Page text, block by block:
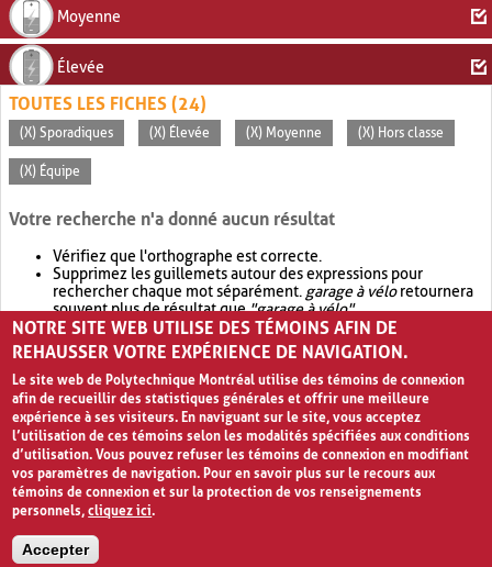
Moyenne
Élevée
TOUTES LES FICHES (24)
(X) Sporadiques (X) Élevée (X) Moyenne (X) Hors classe
(X) Équipe
Votre recherche n'a donné aucun résultat
Vérifiez que l'orthographe est correcte.
Supprimez les guillemets autour des expressions pour
rechercher chaque mot séparément. garage à véloretournera
souvent plus de résultat que"garage à vélo".
Envisagez d'élargir votre recherche avec OR.garage OR vélo
retournera souvent plus de résultat quegarage à vélo
NOTRE SITE WEB UTILISE DES TÉMOINS AFIN DE
REHAUSSER VOTRE EXPÉRIENCE DE NAVIGATION.
Le site web de Polytechnique Montréal utilise des témoins de connexion
afin de recueillir des statistiques générales et offrir une meilleure
expérience à ses visiteurs. En naviguant sur le site, vous acceptez
l’utilisation de ces témoins selon les modalités spécifiées aux conditions
d’utilisation. Vous pouvez refuser les témoins de connexion en modifiant
vos paramètres de navigation. Pour en savoir plus sur le recours aux
témoins de connexion et sur la protection de vos renseignements
personnels,cliquez ici.
Accepter